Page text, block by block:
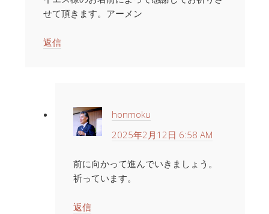
せて頂きます。アーメン
返信
honmoku
2025年2月12日 6:58 AM
前に向かって進んでいきましょう。
祈っています。
返信